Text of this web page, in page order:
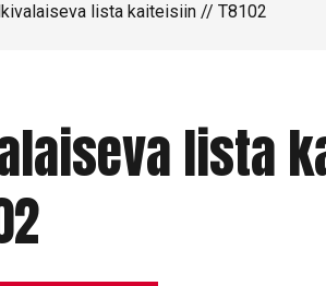
lista kaiteisiin // T8102
lista